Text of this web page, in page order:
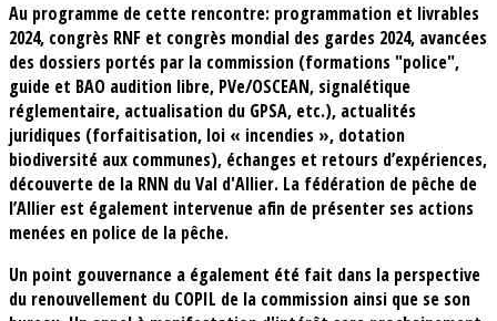
Au programme de cette rencontre: programmation et livrables
2024, congrès RNF et congrès mondial des gardes 2024, avancées
des dossiers portés par la commission (formations "police",
guide et BAO audition libre, PVe/OSCEAN, signalétique
réglementaire, actualisation du GPSA, etc.), actualités
juridiques (forfaitisation, loi « incendies », dotation
biodiversité aux communes), échanges et retours d’expériences,
découverte de la RNN du Val d'Allier. La fédération de pêche de
l’Allier est également intervenue afin de présenter ses actions
menées en police de la pêche.
Un point gouvernance a également été fait dans la perspective
du renouvellement du COPIL de la commission ainsi que se son